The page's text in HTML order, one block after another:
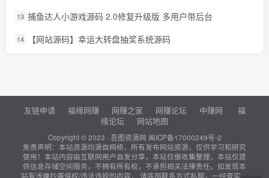
13 捕鱼达人小游戏源码 2.0修复升级版 多用户带后台
14 【网站源码】幸运大转盘抽奖系统源码
友链申请 福缘网赚 网赚之家 网赚论坛 中赚网
福
缘论坛
网站地图
Copyright © 2023 · 吾图资源网 闽ICP备17000249号-2
免责声明：本站资源均源自网络，所有发布网站资源，仅供学习和研究
使用！本站内容由互联网用户自发分享，本站仅做收集整理，本站仅提
供信息存储空间服务，不拥有所有权，不承担相关法律责任。如发现本
站有涉嫌抄袭侵权/违法违规的内容， 请底部联系方式私聊，一经查实，